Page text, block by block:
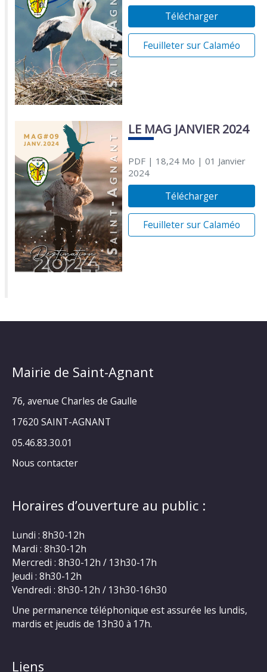
Télécharger
Feuilleter sur Calaméo
LE MAG JANVIER 2024
PDF| 18,24 Mo | 01 Janvier
2024
Télécharger
Feuilleter sur Calaméo
Mairie de Saint-Agnant
76, avenue Charles de Gaulle
17620 SAINT-AGNANT
05.46.83.30.01
Nous contacter
Horaires d’ouverture au public :
Lundi : 8h30-12h
Mardi : 8h30-12h
Mercredi : 8h30-12h / 13h30-17h
Jeudi : 8h30-12h
Vendredi : 8h30-12h / 13h30-16h30
Une permanence téléphonique est assurée les lundis,
mardis et jeudis de 13h30 à 17h.
Liens